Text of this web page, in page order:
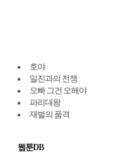
호야
일진과의 전쟁
오빠 그건 오해야
파리대왕
재벌의 품격
웹툰DB